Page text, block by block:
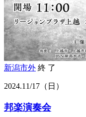
新潟市外 終 了
2024.11/17 （日）
邦楽演奏会